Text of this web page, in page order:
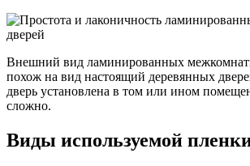
Внешний вид ламинированных
похож на вид настоящий деревянных
дверь установлена в том или ином
сложно.
Виды используемой